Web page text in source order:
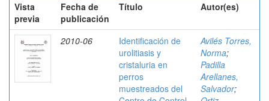
Vista
previa
Fecha de
publicación
Título Autor(es)
2010-06
Identificación de
urolitiasis y
cristaluria en
perros
muestreados del
Avilés Torres,
Norma;
Padilla
Arellanes,
Salvador;